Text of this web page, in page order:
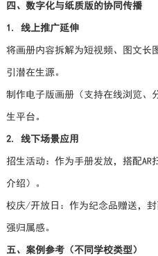
四、数字化与纸质版的协同传播
1. 线上推广延伸
将画册内容拆解为短视频、图文长
引潜在生源。
制作电子版画册（支持在线浏览、
生平台。
2. 线下场景应用
招生活动：作为手册发放，搭配AR
介绍）。
校庆/开放日：作为纪念品赠送，
强归属感。
五、案例参考（不同学校类型）